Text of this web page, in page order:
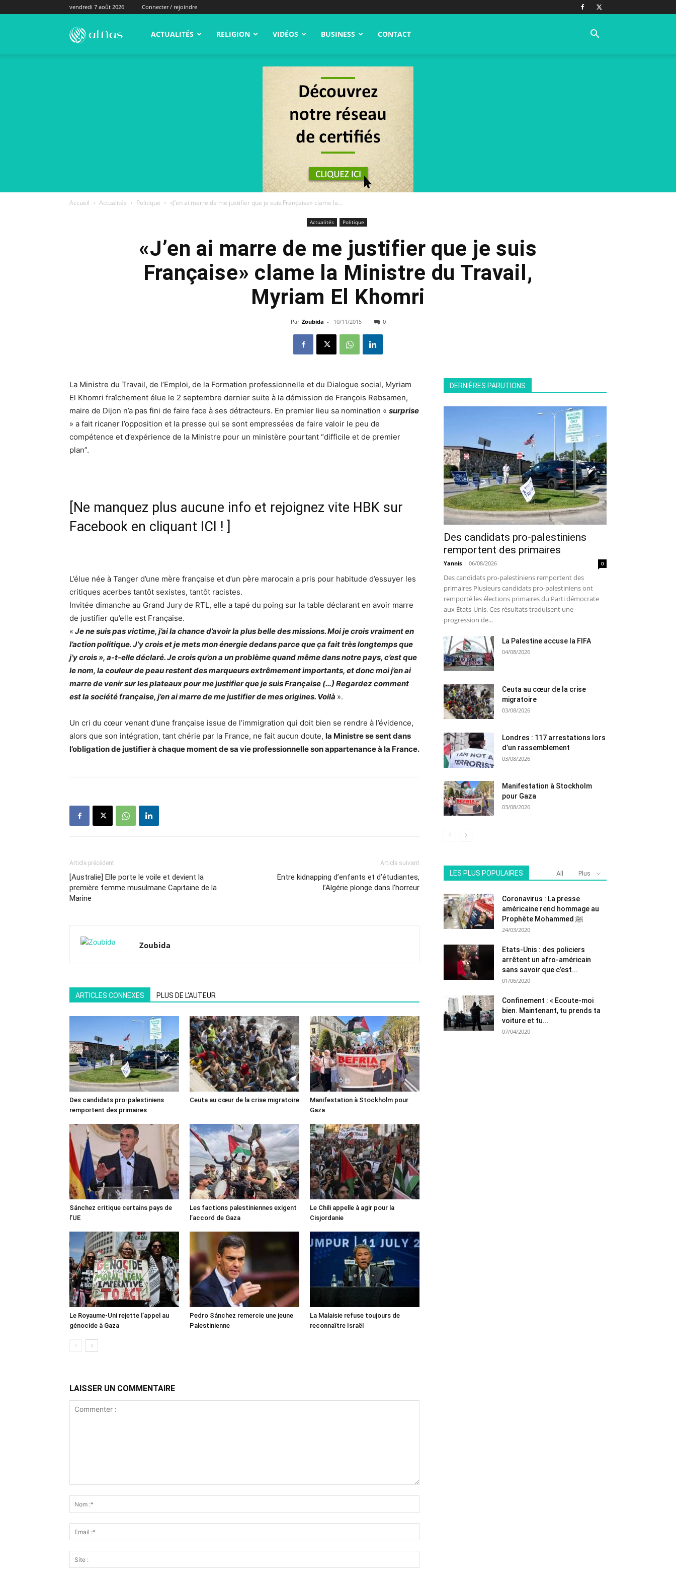
vendredi 7 août 2026 Connecter / rejoindre
alNas.fr ACTUALITÉS RELIGION VIDÉOS BUSINESS CONTACT
Accueil Actualités Politique «J’en ai marre de me justifier que je suis Française» clame la...
Actualités Politique
«J’en ai marre de me justifier que je suis
Française» clame la Ministre du Travail,
Myriam El Khomri
Par Zoubida - 10/11/2015 0
La Ministre du Travail, de l’Emploi, de la Formation professionnelle et du Dialogue social, Myriam
El Khomri fraîchement élue le 2 septembre dernier suite à la démission de François Rebsamen,
maire de Dijon n’a pas fini de faire face à ses détracteurs. En premier lieu sa nomination « surprise
» a fait ricaner l’opposition et la presse qui se sont empressées de faire valoir le peu de
compétence et d’expérience de la Ministre pour un ministère pourtant “difficile et de premier
plan”.
[Ne manquez plus aucune info et rejoignez vite HBK sur
Facebook en cliquant ICI !
L’élue née à Tanger d’une mère française et d’un père marocain a pris pour habitude d’essuyer les
critiques acerbes tantôt sexistes, tantôt racistes.
Invitée dimanche au Grand Jury de RTL, elle a tapé du poing sur la table déclarant en avoir marre
de justifier qu’elle est Française.
« Je ne suis pas victime, j’ai la chance d’avoir la plus belle des missions. Moi je crois vraiment en
l’action politique. J’y crois et je mets mon énergie dedans parce que ça fait très longtemps que
j’y crois », a-t-elle déclaré. Je crois qu’on a un problème quand même dans notre pays, c’est que
le nom, la couleur de peau restent des marqueurs extrêmement importants, et donc moi j’en ai
marre de venir sur les plateaux pour me justifier que je suis Française (…) Regardez comment
est la société française, j’en ai marre de me justifier de mes origines. Voilà ».
Un cri du cœur venant d’une française issue de l’immigration qui doit bien se rendre à l’évidence,
alors que son intégration, tant chérie par la France, ne fait aucun doute, la Ministre se sent dans
l’obligation de justifier à chaque moment de sa vie professionnelle son appartenance à la France.
Article précédent
[Australie] Elle porte le voile et devient la
première femme musulmane Capitaine de la
Marine
Article suivant
Entre kidnapping d’enfants et d’étudiantes,
l’Algérie plonge dans l’horreur
Zoubida
ARTICLES CONNEXES PLUS DE L'AUTEUR
Des candidats pro-palestiniens
remportent des primaires
Ceuta au cœur de la crise migratoire
Manifestation à Stockholm pour
Gaza
Sánchez critique certains pays de
l’UE
Les factions palestiniennes exigent
l’accord de Gaza
Le Chili appelle à agir pour la
Cisjordanie
Le Royaume-Uni rejette l’appel au
génocide à Gaza
Pedro Sánchez remercie une jeune
Palestinienne
La Malaisie refuse toujours de
reconnaître Israël
LAISSER UN COMMENTAIRE
DERNIÈRES PARUTIONS
Des candidats pro-palestiniens
remportent des primaires
Yannis - 06/08/2026 0
Des candidats pro-palestiniens remportent des
primaires Plusieurs candidats pro-palestiniens ont
remporté les élections primaires du Parti démocrate
aux États-Unis. Ces résultats traduisent une
progression de...
La Palestine accuse la FIFA
04/08/2026
Ceuta au cœur de la crise
migratoire
03/08/2026
Londres : 117 arrestations lors
d’un rassemblement
03/08/2026
Manifestation à Stockholm
pour Gaza
03/08/2026
LES PLUS POPULAIRES All Plus
Coronavirus : La presse
américaine rend hommage au
Prophète Mohammed ﷺ
24/03/2020
Etats-Unis : des policiers
arrêtent un afro-américain
sans savoir que c’est...
01/06/2020
Confinement : « Ecoute-moi
bien. Maintenant, tu prends ta
voiture et tu...
07/04/2020